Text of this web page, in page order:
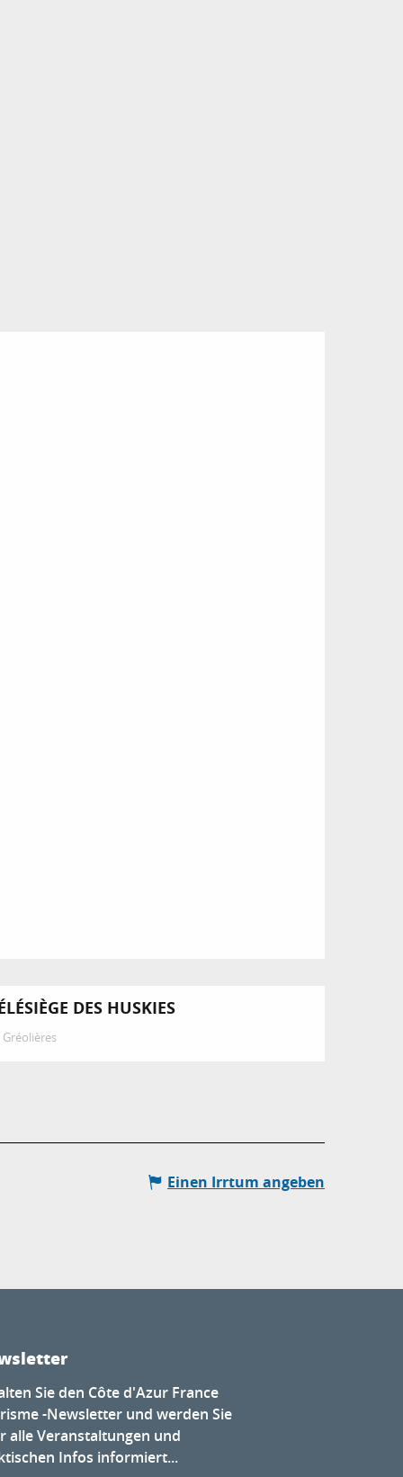
DES HUSKIES
Gréolières
Einen Irrtum angeben
Sie den Côte d'Azur France
-Newsletter und werden Sie
alle Veranstaltungen und
Infos informiert...